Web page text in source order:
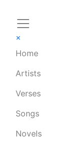
×
Home
Artists
Verses
Songs
Novels